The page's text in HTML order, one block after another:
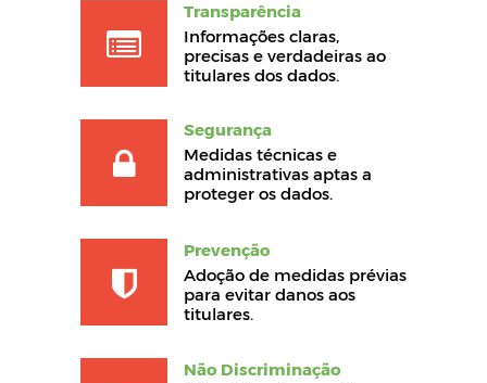
Transparência
Informações claras,
precisas e verdadeiras ao
titulares dos dados.
Segurança
Medidas técnicas e
administrativas aptas a
proteger os dados.
Prevenção
Adoção de medidas prévias
para evitar danos aos
titulares.
Não Discriminação